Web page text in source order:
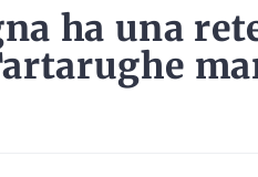
ha una